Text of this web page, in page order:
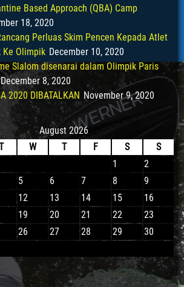
Based Approach (QBA) Camp
18, 2020
Perluas Skim Pencen Kepada Atlet
Ke Olimpik December 10, 2020
Slalom disenarai dalam Olimpik Paris
December 8, 2020
2020 DIBATALKAN November 9, 2020
August 2026
W T F S
S
1
2
5 6 7 8
9
12 13 14 15
16
19 20 21 22
23
26 27 28 29
30